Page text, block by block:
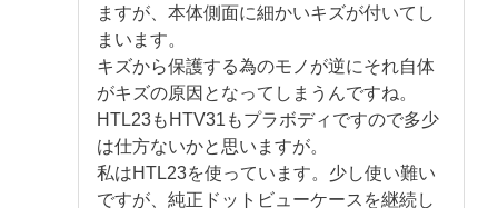
ますが、本体側面に細かいキズが付いてし
まいます。
キズから保護する為のモノが逆にそれ自体
がキズの原因となってしまうんですね。
HTL23もHTV31もプラボディですので多少
は仕方ないかと思いますが。
私はHTL23を使っています。少し使い難い
ですが、純正ドットビューケースを継続し